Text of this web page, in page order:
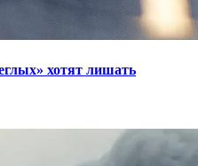
хотят лишать